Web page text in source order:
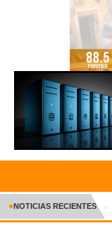
INICIO
CRÓNICA
●NOTICIAS RECIENTES